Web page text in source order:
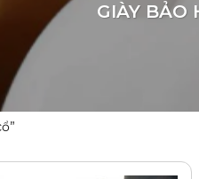
GIÀY BẢO